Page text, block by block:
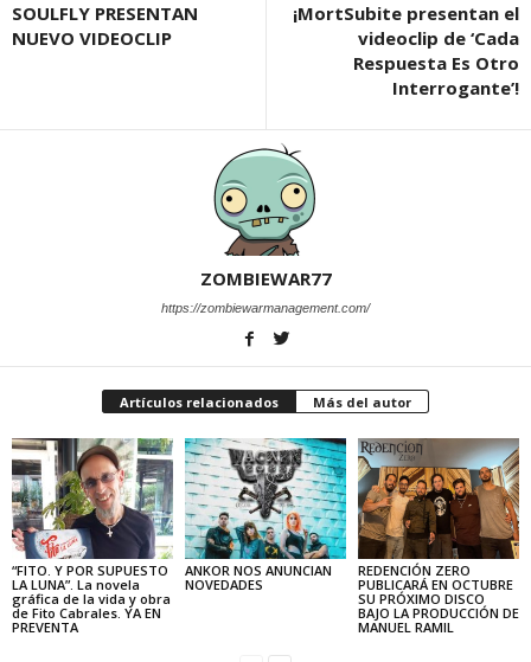
SOULFLY PRESENTAN
NUEVO VIDEOCLIP
¡MortSubite presentan el
videoclip de ‘Cada
Respuesta Es Otro
Interrogante’!
ZOMBIEWAR77
https://zombiewarmanagement.com/
Artículos relacionados Más del autor
“FITO. Y POR SUPUESTO
LA LUNA”. La novela
gráfica de la vida y obra
de Fito Cabrales. YA EN
PREVENTA
ANKOR NOS ANUNCIAN
NOVEDADES
REDENCIÓN ZERO
PUBLICARÁ EN OCTUBRE
SU PRÓXIMO DISCO
BAJO LA PRODUCCIÓN DE
MANUEL RAMIL